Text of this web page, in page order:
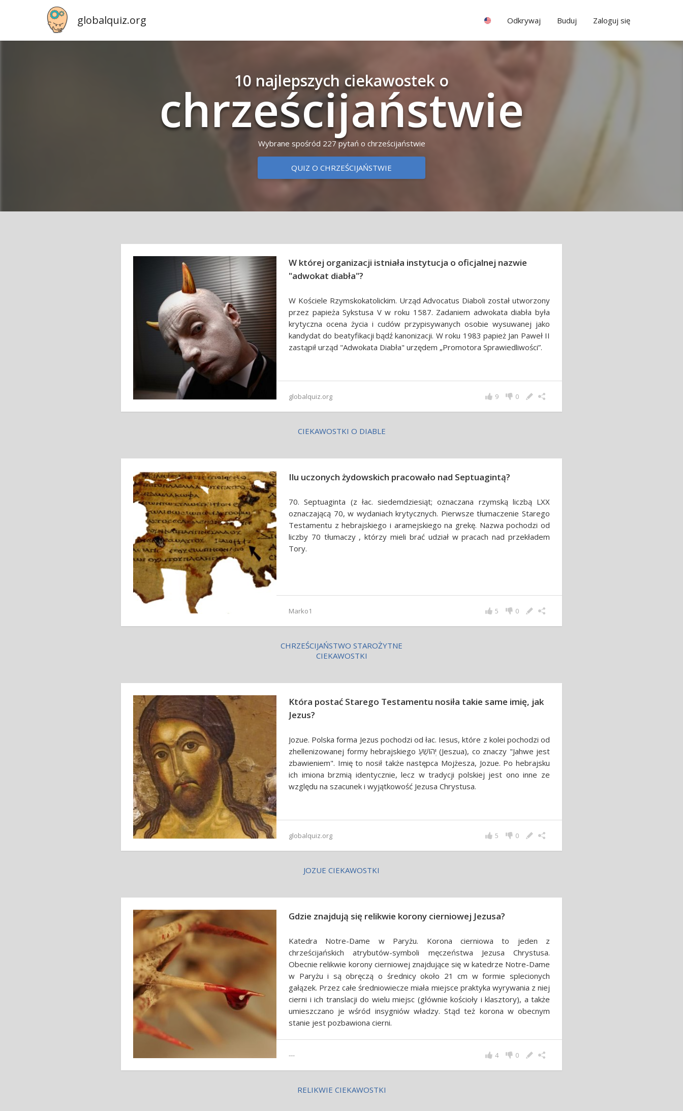
globalquiz.org Odkrywaj Buduj Zaloguj się
10 najlepszych ciekawostek o
chrze­ści­jań­stwie
Wybrane spośród 227 pytań o chrześcijaństwie
QUIZ O CHRZEŚCIJAŃSTWIE
W której organizacji istniała instytucja o oficjalnej nazwie
"adwokat diabła"?
W Kościele Rzymskokatolickim. Urząd Advocatus Diaboli został utworzony
przez papieża Sykstusa V w roku 1587. Zadaniem adwokata diabła była
krytyczna ocena życia i cudów przypisywanych osobie wysuwanej jako
kandydat do beatyfikacji bądź kanonizacji. W roku 1983 papież Jan Paweł II
zastąpił urząd "Adwokata Diabła" urzędem „Promotora Sprawiedliwości”.
globalquiz.org 0
9
CIEKAWOSTKI O DIABLE
Ilu uczonych żydowskich pracowało nad Septuagintą?
70. Septuaginta (z łac. siedemdziesiąt; oznaczana rzymską liczbą LXX
oznaczającą 70, w wydaniach krytycznych. Pierwsze tłumaczenie Starego
Testamentu z hebrajskiego i aramejskiego na grekę. Nazwa pochodzi od
liczby 70 tłumaczy , którzy mieli brać udział w pracach nad przekładem
Tory.
Marko1 0
5
CHRZEŚCIJAŃSTWO STAROŻYTNE
CIEKAWOSTKI
Która postać Starego Testamentu nosiła takie same imię, jak
Jezus?
Jozue. Polska forma Jezus pochodzi od łac. Iesus, które z kolei pochodzi od
zhellenizowanej formy hebrajskiego יְהוֹשֻׁעַ (Jeszua), co znaczy "Jahwe jest
zbawieniem". Imię to nosił także następca Mojżesza, Jozue. Po hebrajsku
ich imiona brzmią identycznie, lecz w tradycji polskiej jest ono inne ze
względu na szacunek i wyjątkowość Jezusa Chrystusa.
globalquiz.org 0
5
JOZUE CIEKAWOSTKI
Gdzie znajdują się relikwie korony cierniowej Jezusa?
Katedra Notre-Dame w Paryżu. Korona cierniowa to jeden z
chrześcijańskich atrybutów-symboli męczeństwa Jezusa Chrystusa.
Obecnie relikwie korony cierniowej znajdujące się w katedrze Notre-Dame
w Paryżu i są obręczą o średnicy około 21 cm w formie splecionych
gałązek. Przez całe średniowiecze miała miejsce praktyka wyrywania z niej
cierni i ich translacji do wielu miejsc (głównie kościoły i klasztory), a także
umieszczano je wśród insygniów władzy. Stąd też korona w obecnym
stanie jest pozbawiona cierni.
--- 0
4
RELIKWIE CIEKAWOSTKI